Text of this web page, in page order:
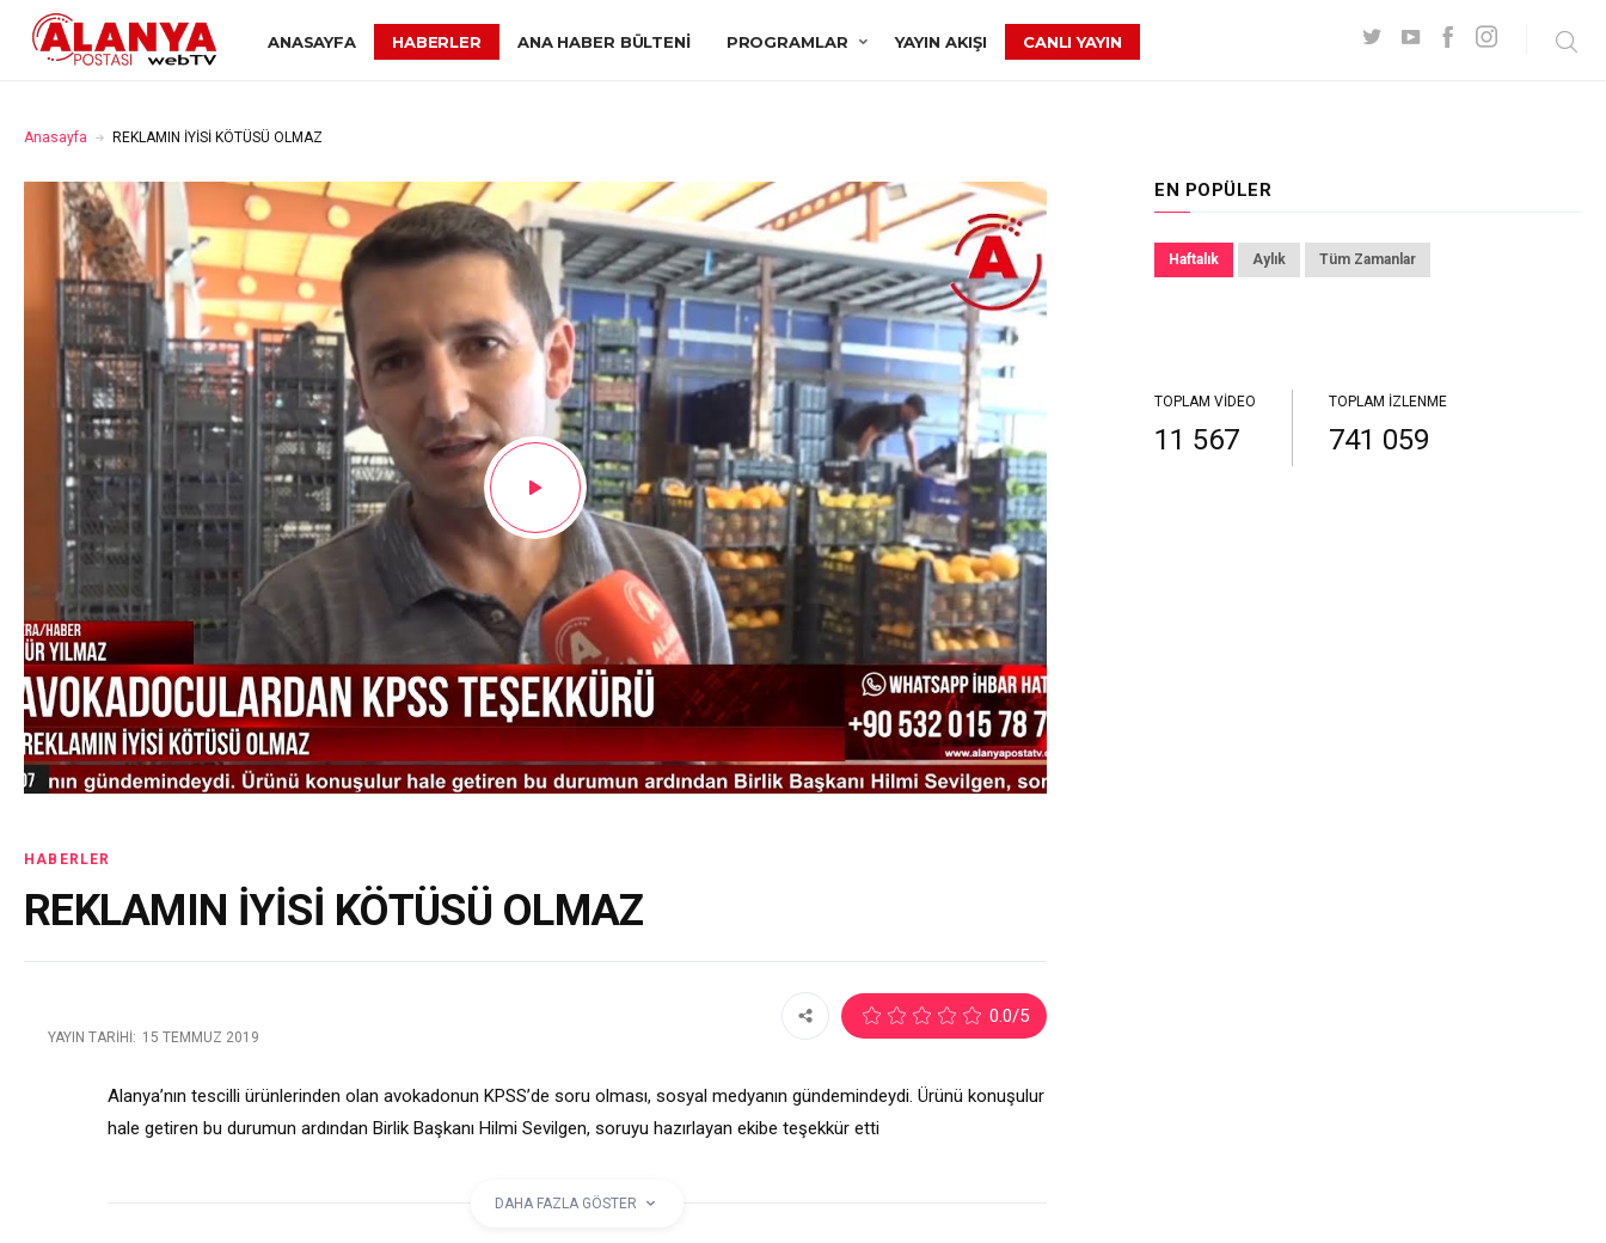
ANASAYFA HABERLER ANA HABER BÜLTENI PROGRAMLAR YAYIN AKIŞI CANLI YAYIN
Anasayfa REKLAMIN İYİSİ KÖTÜSÜ OLMAZ
HABERLER
REKLAMIN İYİSİ KÖTÜSÜ OLMAZ
YAYIN TARIHI: 15 TEMMUZ 2019
0.0/5
Alanya’nın tescilli ürünlerinden olan avokadonun KPSS’de soru olması, sosyal medyanın gündemindeydi. Ürünü konuşulur
hale getiren bu durumun ardından Birlik Başkanı Hilmi Sevilgen, soruyu hazırlayan ekibe teşekkür etti
DAHA FAZLA GÖSTER
EN POPÜLER
Haftalık Aylık Tüm Zamanlar
TOPLAM VIDEO
11 567
TOPLAM İZLENME
741 059